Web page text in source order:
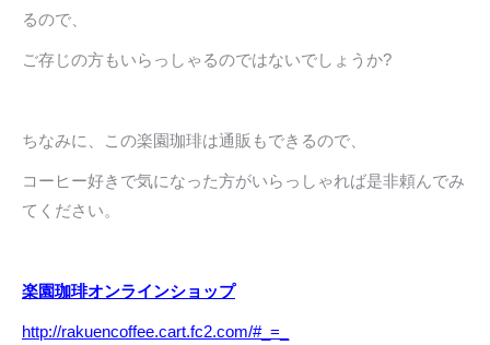
るので、
ご存じの方もいらっしゃるのではないでしょうか?
ちなみに、この楽園珈琲は通販もできるので、
コーヒー好きで気になった方がいらっしゃれば是非頼んでみ
てください。
楽園珈琲オンラインショップ
http://rakuencoffee.cart.fc2.com/#_=_